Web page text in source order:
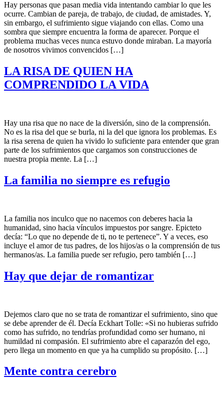
Hay personas que pasan media vida intentando cambiar lo que les
ocurre. Cambian de pareja, de trabajo, de ciudad, de amistades. Y,
sin embargo, el sufrimiento sigue viajando con ellas. Como una
sombra que siempre encuentra la forma de aparecer. Porque el
problema muchas veces nunca estuvo donde miraban. La mayoría
de nosotros vivimos convencidos […]
LA RISA DE QUIEN HA
COMPRENDIDO LA VIDA
Hay una risa que no nace de la diversión, sino de la comprensión.
No es la risa del que se burla, ni la del que ignora los problemas. Es
la risa serena de quien ha vivido lo suficiente para entender que gran
parte de los sufrimientos que cargamos son construcciones de
nuestra propia mente. La […]
La familia no siempre es refugio
La familia nos inculco que no nacemos con deberes hacia la
humanidad, sino hacia vínculos impuestos por sangre. Epicteto
decía: “Lo que no depende de ti, no te pertenece”. Y a veces, eso
incluye el amor de tus padres, de los hijos/as o la comprensión de tus
hermanos/as. La familia puede ser refugio, pero también […]
Hay que dejar de romantizar
Dejemos claro que no se trata de romantizar el sufrimiento, sino que
se debe aprender de él. Decía Eckhart Tolle: «Si no hubieras sufrido
como has sufrido, no tendrías profundidad como ser humano, ni
humildad ni compasión. El sufrimiento abre el caparazón del ego,
pero llega un momento en que ya ha cumplido su propósito. […]
Mente contra cerebro